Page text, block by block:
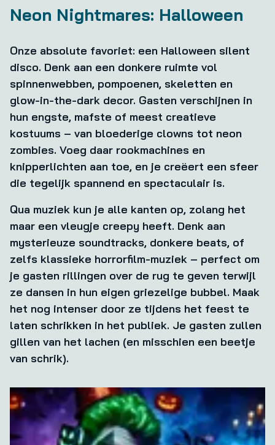
Neon Nightmares: Halloween
Onze absolute favoriet: een Halloween silent
disco. Denk aan een donkere ruimte vol
spinnenwebben, pompoenen, skeletten en
glow-in-the-dark decor. Gasten verschijnen in
hun engste, mafste of meest creatieve
kostuums – van bloederige clowns tot neon
zombies. Voeg daar rookmachines en
knipperlichten aan toe, en je creëert een sfeer
die tegelijk spannend en spectaculair is.
Qua muziek kun je alle kanten op, zolang het
maar een vleugje creepy heeft. Denk aan
mysterieuze soundtracks, donkere beats, of
zelfs klassieke horrorfilm-muziek – perfect om
je gasten rillingen over de rug te geven terwijl
ze dansen in hun eigen griezelige bubbel. Maak
het nog intenser door ze tijdens het feest te
laten schrikken in het publiek. Je gasten zullen
gillen van het lachen (en misschien een beetje
van schrik).